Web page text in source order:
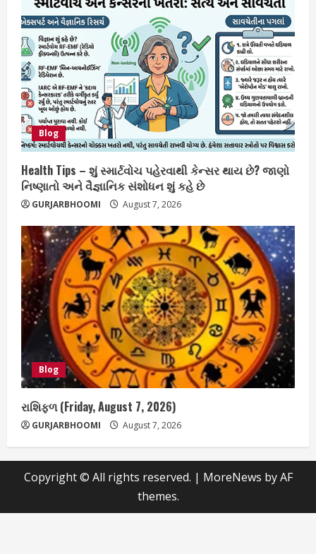
Blog
Health Tips – શું સ્માર્ટવોચ પહેરવાથી કેન્સર થાય છે? જાણો
નિષ્ણાતો અને વૈજ્ઞાનિક સંશોધન શું કહે છે
GURJARBHOOMI August 7, 2026
Blog
રાશિફળ (Friday, August 7, 2026)
GURJARBHOOMI August 7, 2026
Copyright © All rights reserved. | MoreNews by AF
themes.